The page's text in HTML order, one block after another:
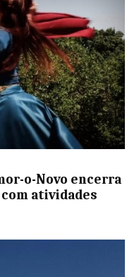
o-Novo encerra
atividades